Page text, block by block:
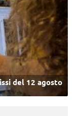
del 12 agosto